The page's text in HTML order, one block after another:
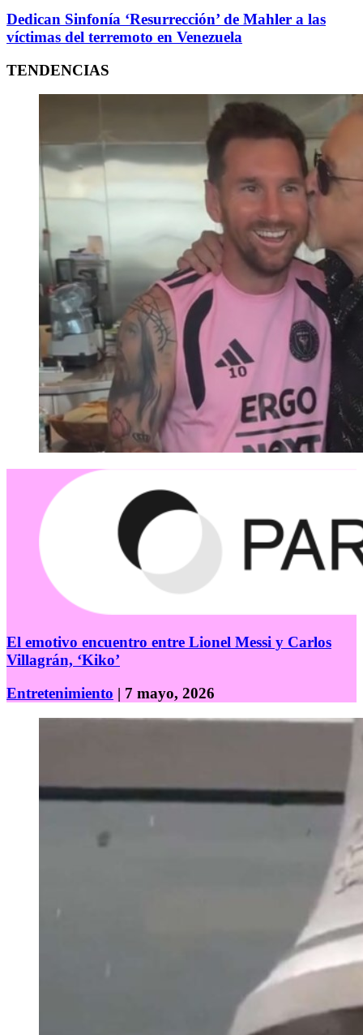
Dedican Sinfonía ‘Resurrección’ de Mahler a las
víctimas del terremoto en Venezuela
TENDENCIAS
El emotivo encuentro entre Lionel Messi y Carlos
Villagrán, ‘Kiko’
Entretenimiento | 7 mayo, 2026